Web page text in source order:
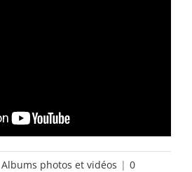
Albums photos et vidéos | 0